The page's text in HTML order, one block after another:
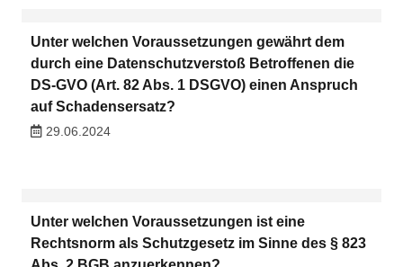
Unter welchen Voraussetzungen gewährt dem
durch eine Datenschutzverstoß Betroffenen die
DS-GVO (Art. 82 Abs. 1 DSGVO) einen Anspruch
auf Schadensersatz?
29.06.2024
Unter welchen Voraussetzungen ist eine
Rechtsnorm als Schutzgesetz im Sinne des § 823